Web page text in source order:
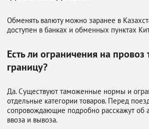
Обменять валюту можно заранее в
доступен в банках и обменных пунктах
Есть ли ограничения на провоз
границу?
Да. Существуют таможенные нормы и
отдельные категории товаров. Перед
сопровождающие подробно расскажут об
ввоза и вывоза.